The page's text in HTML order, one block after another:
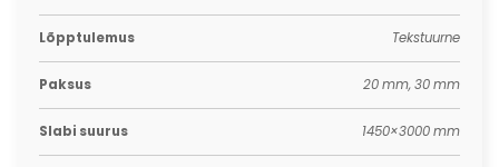
Lõpptulemus Tekstuurne
Paksus 20 mm, 30 mm
Slabi suurus 1450×3000 mm